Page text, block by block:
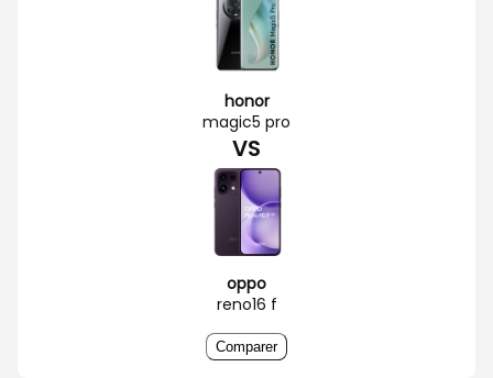
honor
magic5 pro
VS
oppo
reno16 f
Comparer